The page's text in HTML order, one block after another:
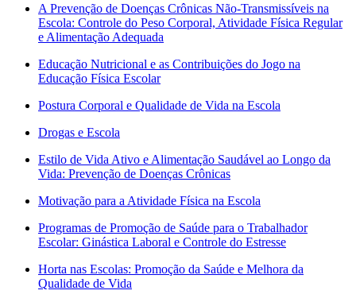
A Prevenção de Doenças Crônicas Não-Transmissíveis na
Escola: Controle do Peso Corporal, Atividade Física Regular
e Alimentação Adequada
Educação Nutricional e as Contribuições do Jogo na
Educação Física Escolar
Postura Corporal e Qualidade de Vida na Escola
Drogas e Escola
Estilo de Vida Ativo e Alimentação Saudável ao Longo da
Vida: Prevenção de Doenças Crônicas
Motivação para a Atividade Física na Escola
Programas de Promoção de Saúde para o Trabalhador
Escolar: Ginástica Laboral e Controle do Estresse
Horta nas Escolas: Promoção da Saúde e Melhora da
Qualidade de Vida